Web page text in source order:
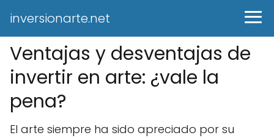
inversionarte.net
Ventajas y desventajas de
invertir en arte: ¿vale la
pena?
El arte siempre ha sido apreciado por su